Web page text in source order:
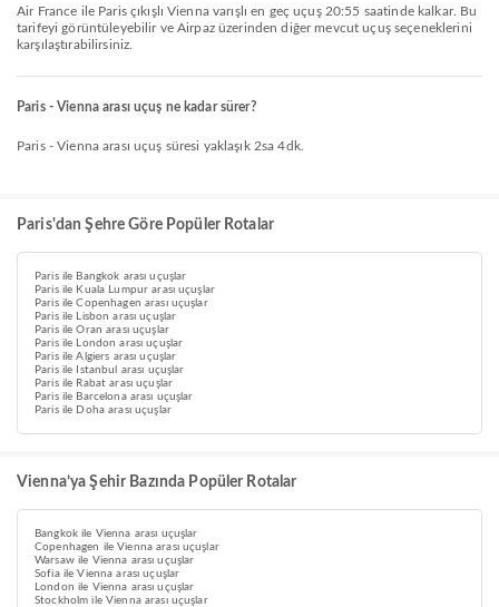
Air France ile Paris çıkışlı Vienna varışlı en geç uçuş 20:55 saatinde kalkar. Bu
tarifeyi görüntüleyebilir ve Airpaz üzerinden diğer mevcut uçuş seçeneklerini
karşılaştırabilirsiniz.
Paris - Vienna arası uçuş ne kadar sürer?
Paris - Vienna arası uçuş süresi yaklaşık 2sa 4dk.
Paris'dan Şehre Göre Popüler Rotalar
Paris ile Bangkok arası uçuşlar
Paris ile Kuala Lumpur arası uçuşlar
Paris ile Copenhagen arası uçuşlar
Paris ile Lisbon arası uçuşlar
Paris ile Oran arası uçuşlar
Paris ile London arası uçuşlar
Paris ile Algiers arası uçuşlar
Paris ile Istanbul arası uçuşlar
Paris ile Rabat arası uçuşlar
Paris ile Barcelona arası uçuşlar
Paris ile Doha arası uçuşlar
Vienna’ya Şehir Bazında Popüler Rotalar
Bangkok ile Vienna arası uçuşlar
Copenhagen ile Vienna arası uçuşlar
Warsaw ile Vienna arası uçuşlar
Sofia ile Vienna arası uçuşlar
London ile Vienna arası uçuşlar
Stockholm ile Vienna arası uçuşlar